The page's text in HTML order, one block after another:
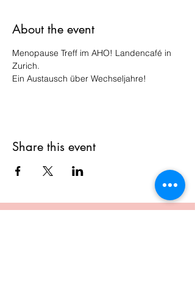
About the event
Menopause Treff im AHO! Landencafé in
Zurich.
Ein Austausch über Wechseljahre!
Share this event